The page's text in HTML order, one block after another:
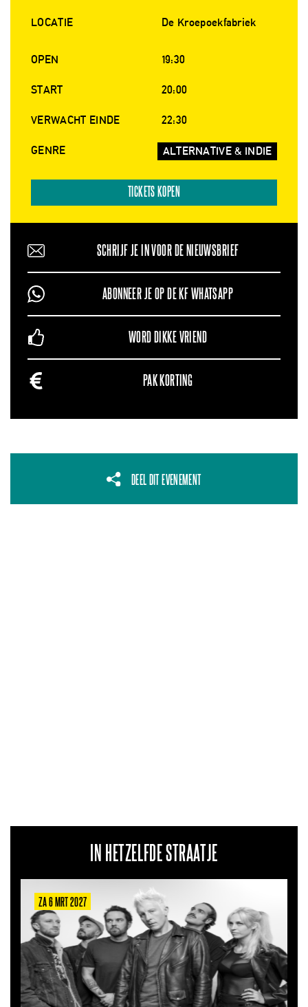
LOCATIE De Kroepoekfabriek
OPEN 19:30
START 20:00
VERWACHT EINDE 22:30
GENRE ALTERNATIVE & INDIE
TICKETS KOPEN
SCHRIJF JE IN VOOR DE NIEUWSBRIEF
ABONNEER JE OP DE KF WHATSAPP
WORD DIKKE VRIEND
PAK KORTING
DEEL DIT EVENEMENT
IN HETZELFDE STRAATJE
ZA 22 AUG 2026